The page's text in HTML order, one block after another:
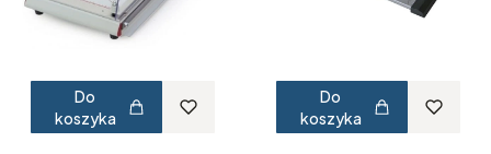
Do
koszyka
Do
koszyka